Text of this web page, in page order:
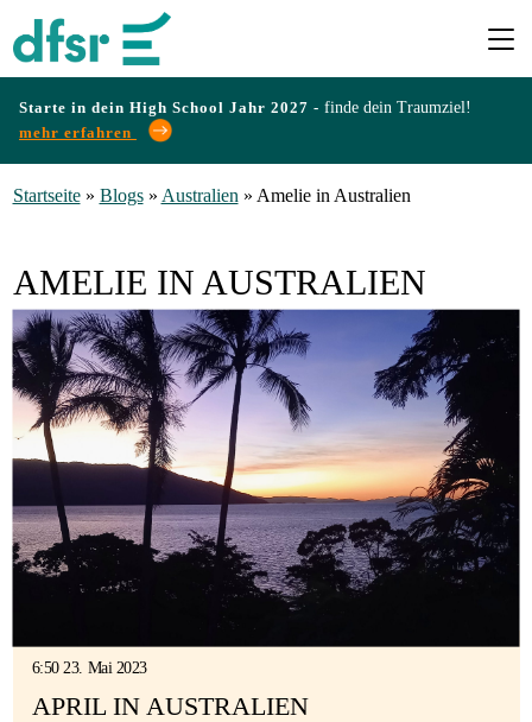
Starte in dein High School Jahr 2027 - finde dein Traumziel!
mehr erfahren
Infos
&
Erfahrungen
Gastfamilie
Startseite» Blogs» Australien» Amelie in Australien
AMELIE IN AUSTRALIEN
6:50 23. Mai 2023
APRIL IN AUSTRALIEN